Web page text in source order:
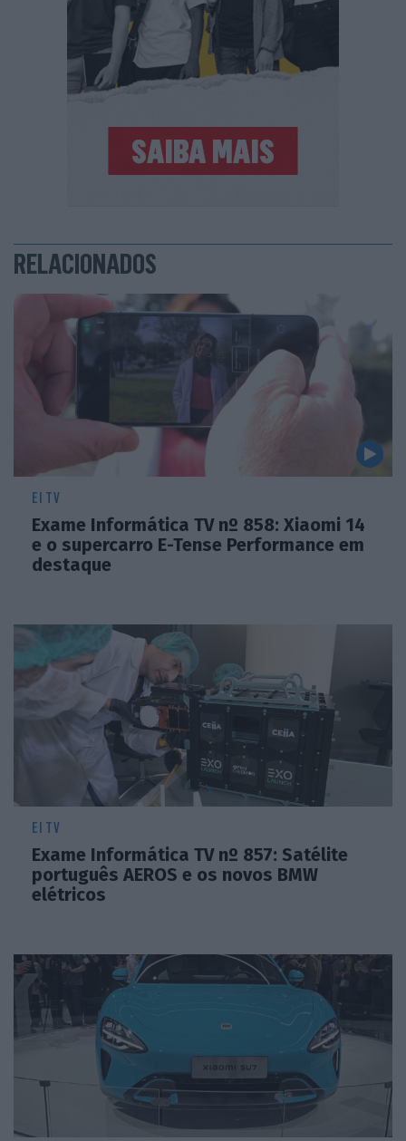
RELACIONADOS
EI TV
Exame Informática TV nº 858: Xiaomi 14
e o supercarro E-Tense Performance em
destaque
EI TV
Exame Informática TV nº 857: Satélite
português AEROS e os novos BMW
elétricos